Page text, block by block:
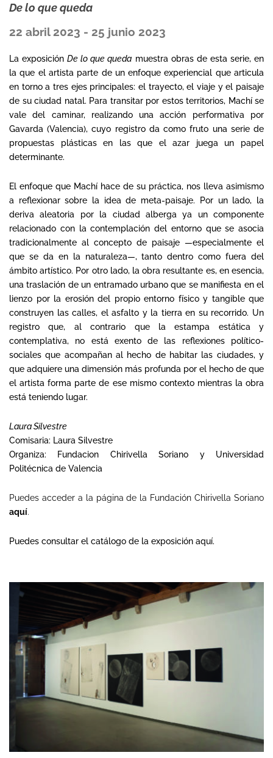
De lo que queda
22 abril 2023 - 25 junio 2023
_La exposiciónDe lo que queda muestra obras de esta serie, en
la que el artista parte de un enfoque experiencial que articula
en torno a tres ejes principales: el trayecto, el viaje y el paisaje
de su ciudad natal. Para transitar por estos territorios, Machí se
vale del caminar, realizando una acción performativa por
Gavarda (Valencia), cuyo registro da como fruto una serie de
propuestas plásticas en las que el azar juega un papel
determinante.
El enfoque que Machí hace de su práctica, nos lleva asimismo
a reflexionar sobre la idea de meta-paisaje. Por un lado, la
deriva aleatoria por la ciudad alberga ya un componente
relacionado con la contemplación del entorno que se asocia
tradicionalmente al concepto de paisaje —especialmente el
que se da en la naturaleza—, tanto dentro como fuera del
ámbito artístico. Por otro lado, la obra resultante es, en esencia,
una traslación de un entramado urbano que se manifiesta en el
lienzo por la erosión del propio entorno físico y tangible que
construyen las calles, el asfalto y la tierra en su recorrido. Un
registro que, al contrario que la estampa estática y
contemplativa, no está exento de las reflexiones político-
sociales que acompañan al hecho de habitar las ciudades, y
que adquiere una dimensión más profunda por el hecho de que
el artista forma parte de ese mismo contexto mientras la obra
está teniendo lugar.
Laura Silvestre
Comisaria: Laura Silvestre
Organiza: Fundacion Chirivella Soriano y Universidad
Politécnica de Valencia
Puedes acceder a la página de la Fundación Chirivella Soriano
aquí.
Puedes consultar el catálogo de la exposición aquí.